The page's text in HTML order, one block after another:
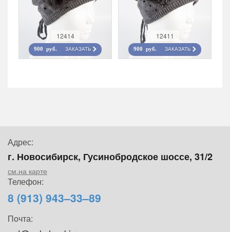
12414
900 руб. ЗАКАЗАТЬ
12411
900 руб. ЗАКАЗАТЬ
Адрес:
г. Новосибирск, Гусинобродское шоссе, 31/2
см.на карте
Телефон:
8 (913) 943–33–89
Почта: